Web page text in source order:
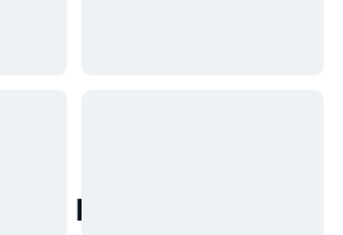
Réel Populaires